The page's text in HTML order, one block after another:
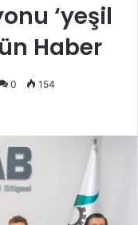
‘yeşil
Haber
0 154